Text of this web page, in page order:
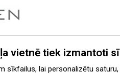
vietnē tiek izmantoti
sīkfailus, lai personalizētu